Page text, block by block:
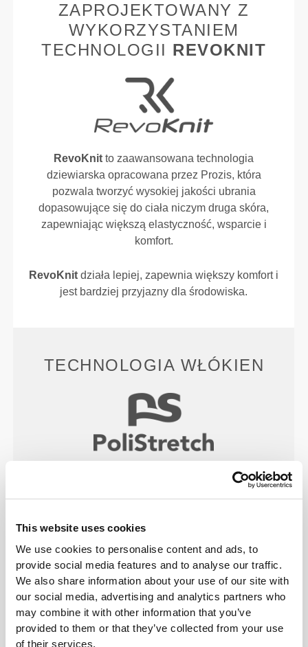
This website uses cookies
We use cookies to personalise content and ads, to
provide social media features and to analyse our traffic.
We also share information about your use of our site with
our social media, advertising and analytics partners who
may combine it with other information that you’ve
provided to them or that they’ve collected from your use
of their services.
ZAPROJEKTOWANY Z
WYKORZYSTANIEM
TECHNOLOGII REVOKNIT
RevoKnit to zaawansowana technologia
dziewiarska opracowana przez Prozis, która
pozwala tworzyć wysokiej jakości ubrania
dopasowujące się do ciała niczym druga skóra,
zapewniając większą elastyczność, wsparcie i
komfort.
RevoKnit działa lepiej, zapewnia większy komfort i
jest bardziej przyjazny dla środowiska.
TECHNOLOGIA WŁÓKIEN
PoliStretch© to nasza własna, niezwykle
kompresji oraz dużą elastyczność dla lepszych
osiągów, wsparcia i komfortu. PoliStretch©
utrzymuje uczucie suchości i chłodu, a
jednocześnie nie ogranicza swobody ruchów.